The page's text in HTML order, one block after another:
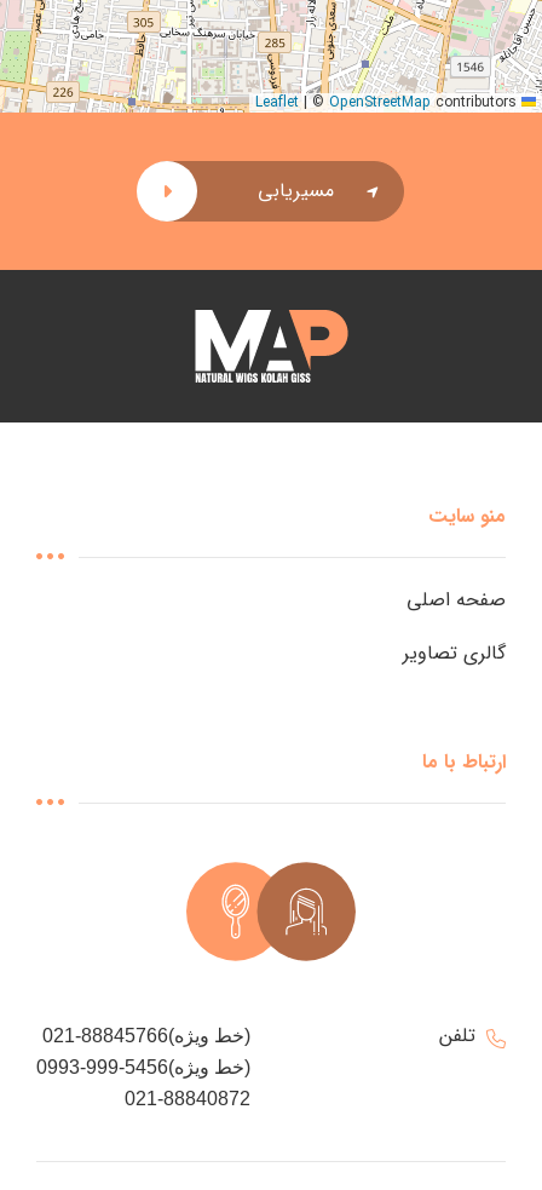
منو سایت
صفحه اصلی
گالری تصاویر
ارتباط با ما
تلفن
021-88845766(خط ویژه)
0993-999-5456(خط ویژه)
021-88840872
|© OpenStreetMapcontributors
مسیریابی